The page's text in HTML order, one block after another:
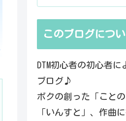
このブログにつ
DTM初心者の初心者
ブログ♪
ボクの創った「こと
「いんすと」、作曲